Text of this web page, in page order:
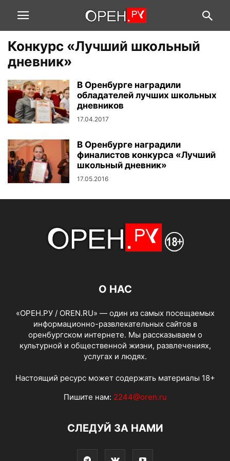
Конкурс «Лучший школьный
дневник»
В Оренбурге наградили
обладателей лучших школьных
дневников
17.04.2017
В Оренбурге наградили
финалистов конкурса «Лучший
школьный дневник»
17.05.2016
О НАС
«ОРЕН.РУ / OREN.RU» — один из самых посещаемых
информационно-развлекательных сайтов в
оренбургском интернете. Мы рассказываем о
культурной и общественной жизни, развлечениях,
услугах и людях.
Настоящий ресурс может содержать материалы 18+
Пишите нам: 2244@oren.ru
СЛЕДУЙ ЗА НАМИ